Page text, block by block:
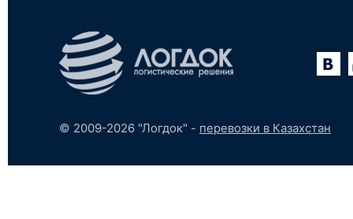
ВконтактеYouTubetumblr
SoundCloud
© 2009-2026 "Логдок" - перевозки в Казахстан